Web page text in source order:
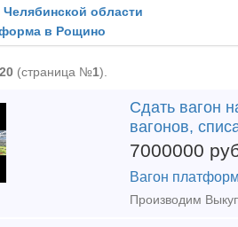
области
в Рощино
(страница №1).
Сдать вагон
вагонов,
7000000
Вагон